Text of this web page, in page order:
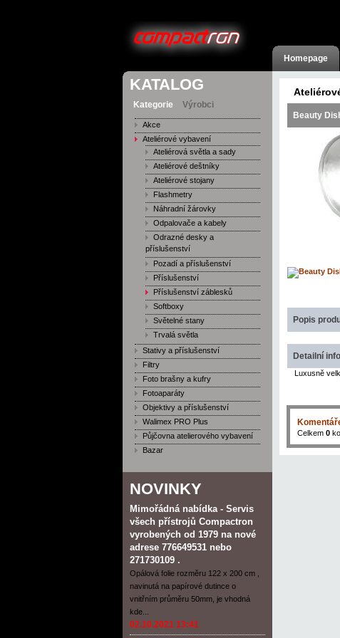
Homepage
KATALOG
Kategorie Výrobci
Akce
Ateliérové vybavení
Ateliérová světla a sady
Ateliérové deštníky
Ateliérové stojany
Flashmetry
Náhradní žárovky
Odpalovače a kabely
Odrazné desky a
příslušenství
Pozadí a příslušenství
Příslušenství
Příslušenství záblesků
Softboxy
Světelné stany
Trvalá světla
Stativy a příslušenství
Filtry
Foto brašny a kufry
Fotoaparáty
Objektivy a příslušenství
Walimex PRO Plus
Půjčovna atelierového vybavení
Bazar
NOVINKY
Mimořádná nabídka - Servis
všech přístrojů Compactron
vyrobených od 1979 na nové
adrese 776649531 nebo
271730109 .
Opálová folie rozměru 122 x 200 cm ,
navinutá na papírové dutince o
vnitřním průměru 50mm, je vhodná
kde...
02.10.2021 13:41
Beauty
Popis
Detailní
Luxusně
Celkem 0